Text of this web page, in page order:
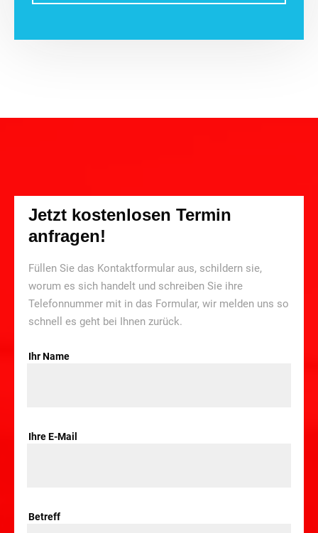
Jetzt kostenlosen Termin
anfragen!
Füllen Sie das Kontaktformular aus, schildern sie,
worum es sich handelt und schreiben Sie ihre
Telefonnummer mit in das Formular, wir melden uns so
schnell es geht bei Ihnen zurück.
Ihr Name
Ihre E-Mail
Betreff